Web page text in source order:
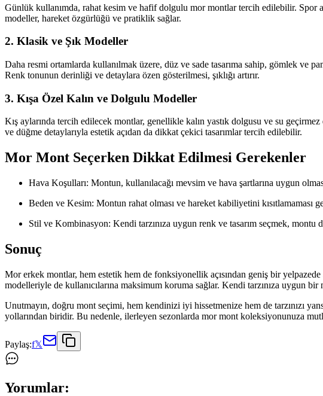
Günlük kullanımda, rahat kesim ve hafif dolgulu mor montlar tercih edilebilir.
modeller, hareket özgürlüğü ve pratiklik sağlar.
2. Klasik ve Şık Modeller
Daha resmi ortamlarda kullanılmak üzere, düz ve sade tasarıma sahip, gömlek
Renk tonunun derinliği ve detaylara özen gösterilmesi, şıklığı artırır.
3. Kışa Özel Kalın ve Dolgulu Modeller
Kış aylarında tercih edilecek montlar, genellikle kalın yastık dolgusu ve su
ve düğme detaylarıyla estetik açıdan da dikkat çekici tasarımlar tercih edilebilir.
Mor Mont Seçerken Dikkat Edilmesi Gerekenler
Hava Koşulları: Montun, kullanılacağı mevsim ve hava şartlarına uygun
Beden ve Kesim: Montun rahat olması ve hareket kabiliyetini
Stil ve Kombinasyon: Kendi tarzınıza uygun renk ve tasarım seçmek,
Sonuç
Mor erkek montlar, hem estetik hem de fonksiyonellik açısından geniş bir
modelleriyle de kullanıcılarına maksimum koruma sağlar. Kendi tarzınıza uygun
Unutmayın, doğru mont seçimi, hem kendinizi iyi hissetmenize hem de tarzınızı
yollarından biridir. Bu nedenle, ilerleyen sezonlarda mor mont koleksiyonunuza
Paylaş:f𝕏
Yorumlar: